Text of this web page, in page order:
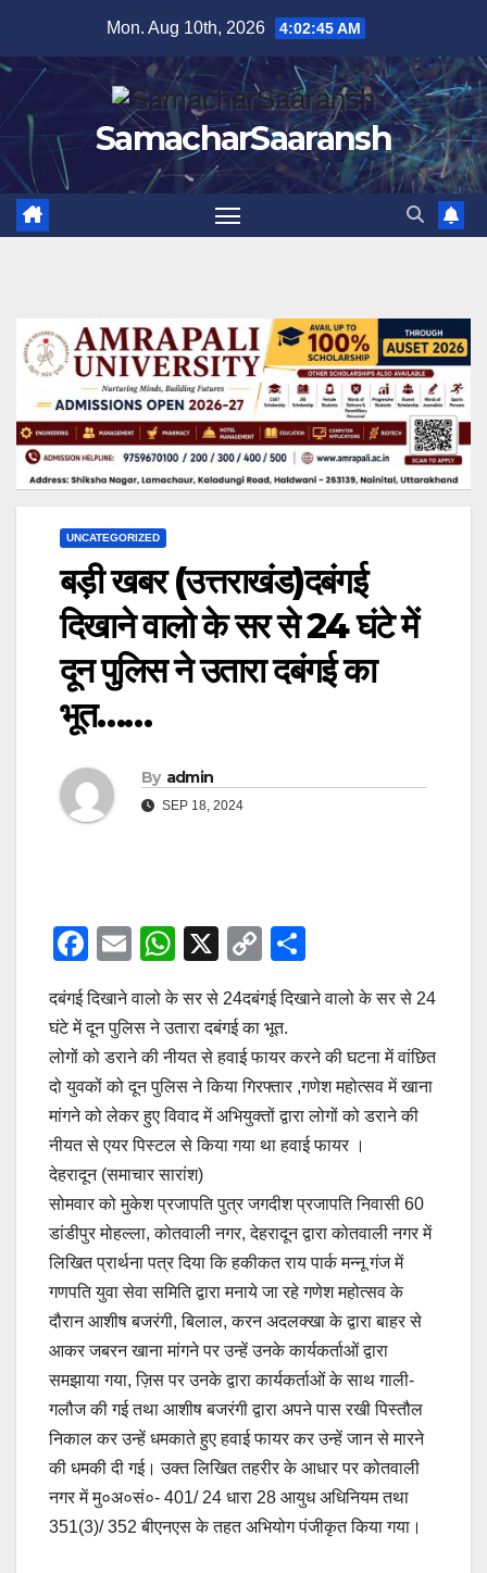
content
Mon. Aug 10th, 2026 4:02:46 AM
SamacharSaaransh
UNCATEGORIZED
बड़ी खबर (उत्तराखंड)दबंगई
दिखाने वालो के सर से 24 घंटे में
दून पुलिस ने उतारा दबंगई का
भूत……
By admin
SEP 18, 2024
F
c
e
b
o
o
k
E
m
ail
W
at
s
A
p
p
X
C
o
p
y
Li
n
k
h
ar
e
दबंगई दिखाने वालो के सर से 24दबंगई दिखाने वालो के सर से 24
घंटे में दून पुलिस ने उतारा दबंगई का भूत.
लोगों को डराने की नीयत से हवाई फायर करने की घटना में वांछित
दो युवकों को दून पुलिस ने किया गिरफ्तार ,गणेश महोत्सव में खाना
मांगने को लेकर हुए विवाद में अभियुक्तों द्वारा लोगों को डराने की
नीयत से एयर पिस्टल से किया गया था हवाई फायर ।
देहरादून (समाचार सारांश)
सोमवार को मुकेश प्रजापति पुत्र जगदीश प्रजापति निवासी 60
डांडीपुर मोहल्ला, कोतवाली नगर, देहरादून द्वारा कोतवाली नगर में
लिखित प्रार्थना पत्र दिया कि हकीकत राय पार्क मन्नू गंज में
गणपति युवा सेवा समिति द्वारा मनाये जा रहे गणेश महोत्सव के
दौरान आशीष बजरंगी, बिलाल, करन अदलक्खा के द्वारा बाहर से
आकर जबरन खाना मांगने पर उन्हें उनके कार्यकर्ताओं द्वारा
समझाया गया, ज़िस पर उनके द्वारा कार्यकर्ताओं के साथ गाली-
गलौज की गई तथा आशीष बजरंगी द्वारा अपने पास रखी पिस्तौल
निकाल कर उन्हें धमकाते हुए हवाई फायर कर उन्हें जान से मारने
की धमकी दी गई। उक्त लिखित तहरीर के आधार पर कोतवाली
नगर में मु०अ०सं०- 401/ 24 धारा 28 आयुध अधिनियम तथा
351(3)/ 352 बीएनएस के तहत अभियोग पंजीकृत किया गया।